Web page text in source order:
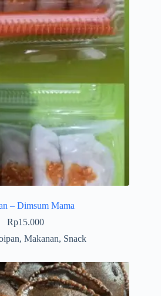
– Dimsum Mama
Rp15.000
,Makanan, Snack